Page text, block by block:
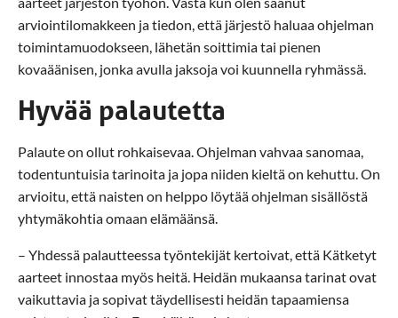
arviointilomakkeen ja tiedon, että järjestö haluaa ohjelman
toimintamuodokseen, lähetän soittimia tai pienen
kovaäänisen, jonka avulla jaksoja voi kuunnella ryhmässä.
Hyvää palautetta
Palaute on ollut rohkaisevaa. Ohjelman vahvaa sanomaa,
todentuntuisia tarinoita ja jopa niiden kieltä on kehuttu. On
arvioitu, että naisten on helppo löytää ohjelman sisällöstä
yhtymäkohtia omaan elämäänsä.
– Yhdessä palautteessa työntekijät kertoivat, että Kätketyt
aarteet innostaa myös heitä. Heidän mukaansa tarinat ovat
vaikuttavia ja sopivat täydellisesti heidän tapaamiensa